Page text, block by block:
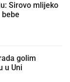
Sirovo mlijeko
bebe
golim
u Uni